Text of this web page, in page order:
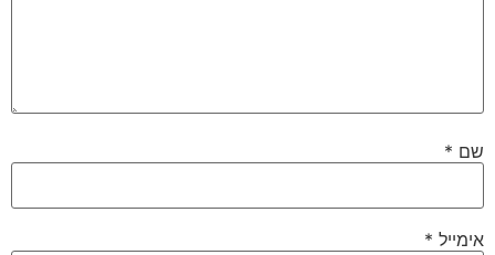
שם *
אימייל *